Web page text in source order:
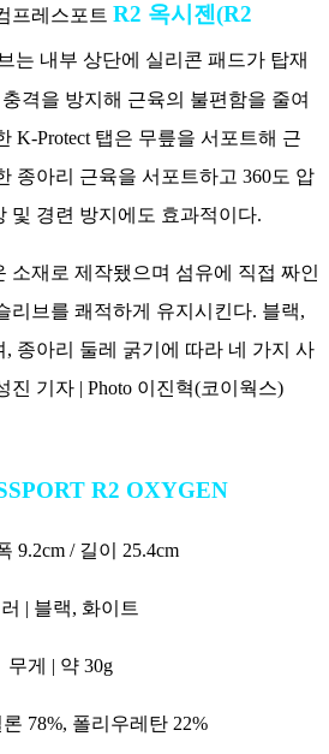
프레스포트 R2 옥시젠(R2
는 내부 상단에 실리콘 패드가 탑재
격을 방지해 근육의 불편함을 줄여
K-Protect 탭은 무릎을 서포트해 근
종아리 근육을 서포트하고 360도 압
및 경련 방지에도 효과적이다.
소재로 제작됐으며 섬유에 직접 짜인
리브를 쾌적하게 유지시킨다. 블랙,
종아리 둘레 굵기에 따라 네 가지 사
진 기자 | Photo 이진혁(코이웍스)
R2 OXYGEN
9.2cm / 길이 25.4cm
| 블랙, 화이트
무게 | 약 30g
78%, 폴리우레탄 22%